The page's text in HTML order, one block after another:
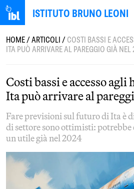
ISTITUTO BRUNO LEONI
HOME/ARTICOLI/COSTI BASSI E
ITA PUÒ ARRIVARE AL PAREGGIO GIÀ
Costi bassi e accesso
Ita può arrivare al
Fare previsioni sul futuro di Ita è
di settore sono ottimisti: potrebbe
un utile già nel 2024